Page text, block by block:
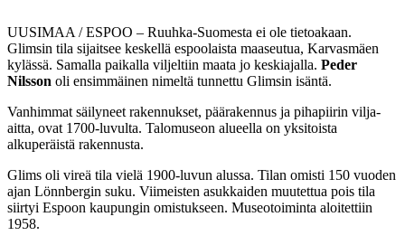
UUSIMAA / ESPOO – Ruuhka-Suomesta ei ole tietoakaan.
Glimsin tila sijaitsee keskellä espoolaista maaseutua, Karvasmäen
kylässä. Samalla paikalla viljeltiin maata jo keskiajalla. Peder
Nilsson oli ensimmäinen nimeltä tunnettu Glimsin isäntä.
Vanhimmat säilyneet rakennukset, päärakennus ja pihapiirin vilja-
aitta, ovat 1700-luvulta. Talomuseon alueella on yksitoista
alkuperäistä rakennusta.
Glims oli vireä tila vielä 1900-luvun alussa. Tilan omisti 150 vuoden
ajan Lönnbergin suku. Viimeisten asukkaiden muutettua pois tila
siirtyi Espoon kaupungin omistukseen. Museotoiminta aloitettiin
1958.